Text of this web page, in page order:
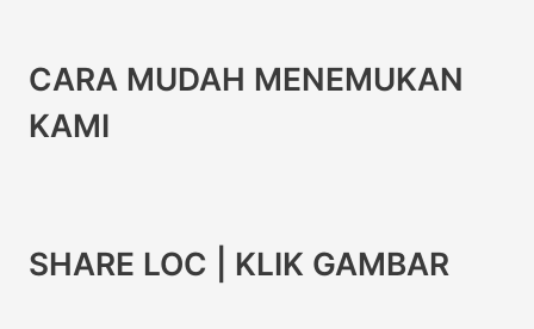
CARA MUDAH MENEMUKAN
KAMI
SHARE LOC | KLIK GAMBAR